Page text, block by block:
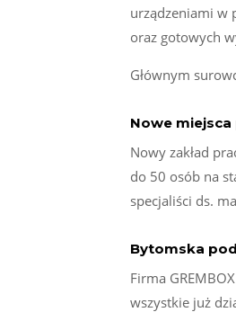
urządzeniami w
oraz gotowych
Głównym
Nowe miejsca
Nowy zakład
do 50 osób na
specjaliści ds.
Bytomska
Firma
wszystkie już